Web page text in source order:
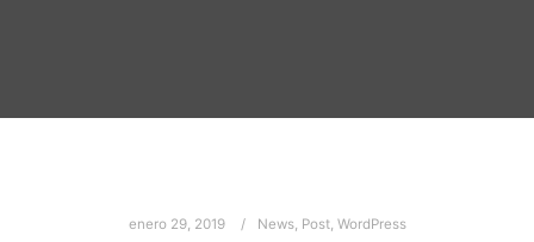
enero 29, 2019 News, Post, WordPress